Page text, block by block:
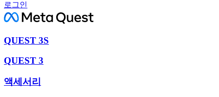
로그인
QUEST 3S
QUEST 3
액세서리